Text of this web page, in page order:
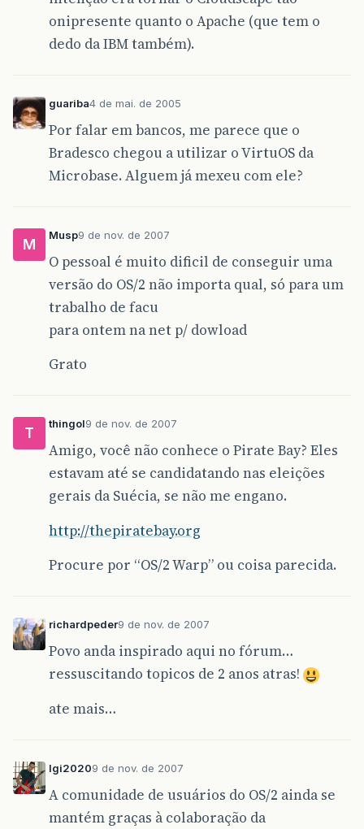
onipresente quanto o Apache (que tem o
dedo da IBM também).
guariba4 de mai. de 2005
Por falar em bancos, me parece que o
Bradesco chegou a utilizar o VirtuOS da
Microbase. Alguem já mexeu com ele?
M
Musp9 de nov. de 2007
O pessoal é muito dificil de conseguir uma
versão do OS/2 não importa qual, só para um
trabalho de facu
para ontem na net p/ dowload
Grato
T
thingol9 de nov. de 2007
Amigo, você não conhece o Pirate Bay? Eles
estavam até se candidatando nas eleições
gerais da Suécia, se não me engano.
http://thepiratebay.org
Procure por “OS/2 Warp” ou coisa parecida.
richardpeder9 de nov. de 2007
Povo anda inspirado aqui no fórum…
ressuscitando topicos de 2 anos atras!
ate mais…
lgi20209 de nov. de 2007
A comunidade de usuários do OS/2 ainda se
mantém graças à colaboração da